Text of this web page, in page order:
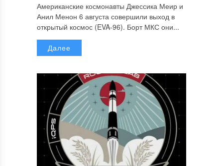
Американские космонавты Джессика Меир и
Анил Менон 6 августа совершили выход в
открытый космос (EVA-96). Борт МКС они...
Далее